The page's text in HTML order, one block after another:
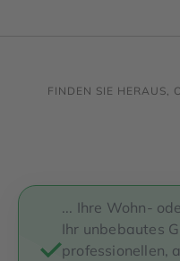
FINDEN SIE HERAUS,
... Ihre Wohn-
Ihr unbebautes
professionellen,